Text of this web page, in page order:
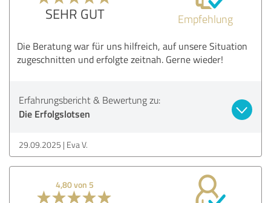
SEHR GUT Empfehlung
Die Beratung war für uns hilfreich, auf unsere Situation
zugeschnitten und erfolgte zeitnah. Gerne wieder!
Erfahrungsbericht & Bewertung zu:
Die Erfolgslotsen
29.09.2025 Eva V.
4,80 von 5